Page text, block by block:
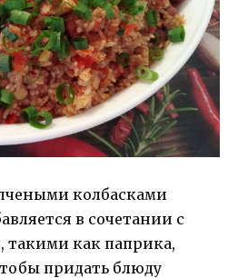
колбасками
в сочетании с
такими как паприка,
придать блюду